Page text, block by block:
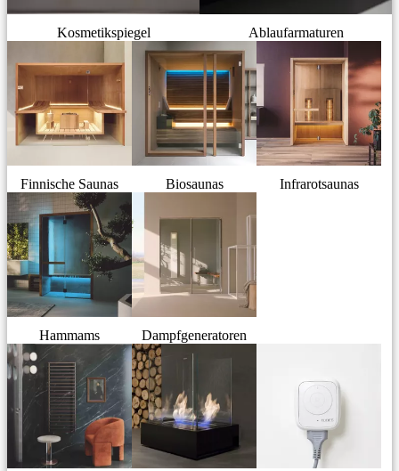
Kosmetikspiegel Ablaufarmaturen
Finnische Saunas Biosaunas Infrarotsaunas
Hammams Dampfgeneratoren